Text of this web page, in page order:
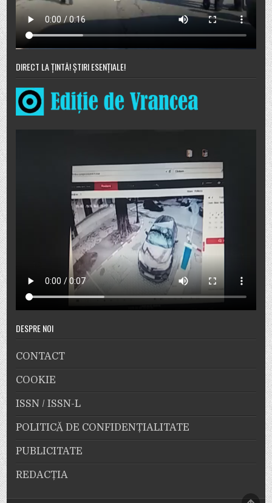
DIRECT LA ȚINTĂ! ȘTIRI ESENȚIALE!
DESPRE NOI
CONTACT
COOKIE
ISSN / ISSN-L
POLITICĂ DE CONFIDENȚIALITATE
PUBLICITATE
REDACȚIA